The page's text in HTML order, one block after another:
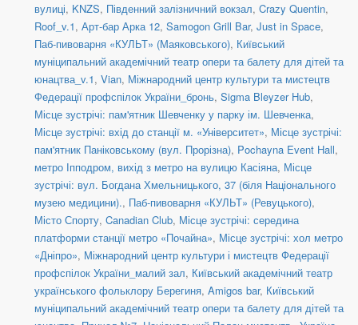
вулиці, KNZS, Південний залізничний вокзал, Crazy Quentin,
Roof_v.1, Арт-бар Арка 12, Samogon Grill Bar, Just in Space,
Паб-пивоварня «КУЛЬТ» (Маяковського), Київський
муніципальний академічний театр опери та балету для дітей та
юнацтва_v.1, Vian, Міжнародний центр культури та мистецтв
Федерації профспілок України_бронь, Sigma Bleyzer Hub,
Місце зустрічі: пам'ятник Шевченку у парку ім. Шевченка,
Місце зустрічі: вхід до станції м. «Університет», Місце зустрічі:
пам'ятник Паніковському (вул. Прорізна), Pochayna Event Hall,
метро Іпподром, вихід з метро на вулицю Касіяна, Місце
зустрічі: вул. Богдана Хмельницького, 37 (біля Національного
музею медицини)., Паб-пивоварня «КУЛЬТ» (Ревуцького),
Місто Спорту, Canadian Club, Місце зустрічі: середина
платформи станції метро «Почайна», Місце зустрічі: хол метро
«Дніпро», Міжнародний центр культури і мистецтв Федерації
профспілок України_малий зал, Київський академічний театр
українського фольклору Берегиня, Amigos bar, Київський
муніципальний академічний театр опери та балету для дітей та